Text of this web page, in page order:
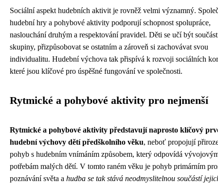
Sociální aspekt hudebních aktivit je rovněž velmi významný.
hudební hry a pohybové aktivity podporují schopnost spolupráce,
naslouchání druhým a respektování pravidel. Děti se učí být
skupiny, přizpůsobovat se ostatním a zároveň si zachovávat svou
individualitu. Hudební výchova tak přispívá k rozvoji sociálních
které jsou klíčové pro úspěšné fungování ve společnosti.
Rytmické a pohybové aktivity pro nejmenší
Rytmické a pohybové aktivity představují naprosto klíčový
hudební výchovy dětí předškolního věku, neboť propojují
pohyb s hudebním vnímáním způsobem, který odpovídá
potřebám malých dětí. V tomto raném věku je pohyb primárním
poznávání světa a hudba se tak stává neodmyslitelnou součástí